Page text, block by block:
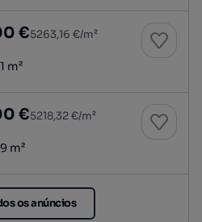
T2 duplex com varanda no
€5263,16 €/m²
quadrado
m²
T2 duplex com varanda no
€5218,32 €/m²
quadrado
m²
os anúncios